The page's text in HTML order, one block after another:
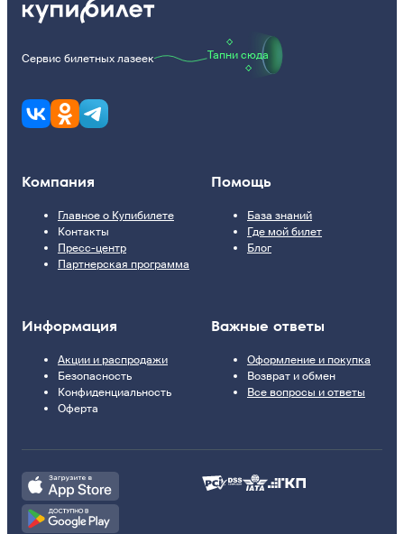
Сервис билетных лазеек Тапни сюда
Компания
Главное о Купибилете
Контакты
Пресс-центр
Партнерская программа
Помощь
База знаний
Где мой билет
Блог
Информация
Акции и распродажи
Безопасность
Конфиденциальность
Оферта
Важные ответы
Оформление и покупка
Возврат и обмен
Все вопросы и ответы